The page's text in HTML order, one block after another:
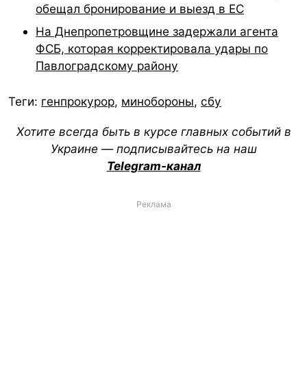
обещал бронирование и выезд в ЕС
На Днепропетровщине задержали агента
ФСБ, которая корректировала удары по
Павлоградскому району
Теги: генпрокурор, минобороны, сбу
Хотите всегда быть в курсе главных событий в
Украине — подписывайтесь на наш
Telegram-канал
Реклама